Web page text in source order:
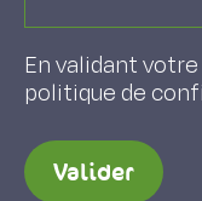
En validant
politique de
Valider